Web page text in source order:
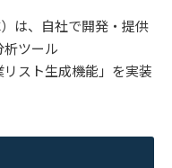
は、自社で開発・提供
ツール
スト生成機能」を実装